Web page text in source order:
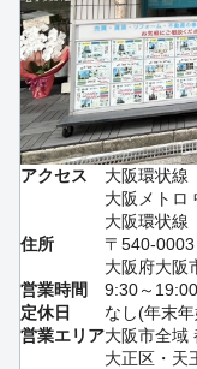
アクセス
大阪環状線
大阪メトロ
大阪環状線
住所
〒540-0003
大阪府大阪
営業時間
9:30～19:00
定休日
なし(年末
営業エリア大阪市全域
大正区・天